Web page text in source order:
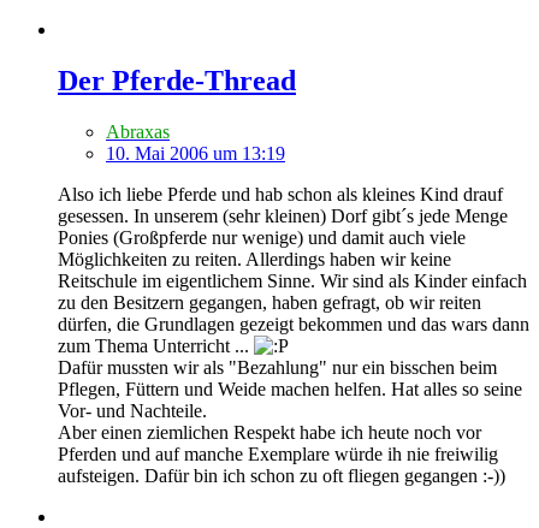
Der Pferde-Thread
Abraxas
10. Mai 2006 um 13:19
Also ich liebe Pferde und hab schon als kleines Kind drauf
gesessen. In unserem (sehr kleinen) Dorf gibt´s jede Menge
Ponies (Großpferde nur wenige) und damit auch viele
Möglichkeiten zu reiten. Allerdings haben wir keine
Reitschule im eigentlichem Sinne. Wir sind als Kinder einfach
zu den Besitzern gegangen, haben gefragt, ob wir reiten
dürfen, die Grundlagen gezeigt bekommen und das wars dann
zum Thema Unterricht ...
Dafür mussten wir als "Bezahlung" nur ein bisschen beim
Pflegen, Füttern und Weide machen helfen. Hat alles so seine
Vor- und Nachteile.
Aber einen ziemlichen Respekt habe ich heute noch vor
Pferden und auf manche Exemplare würde ih nie freiwilig
aufsteigen. Dafür bin ich schon zu oft fliegen gegangen :-))